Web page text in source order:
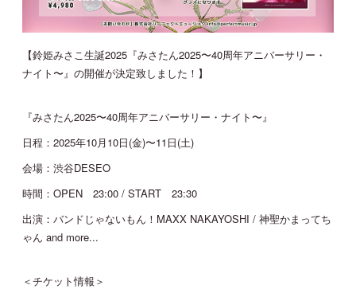
BIRTHDAY MAIL
【鈴姫みさこ生誕2025『みさたん2025〜40周年アニバーサリー・
ナイト〜』の開催が決定致しました！】
『みさたん2025〜40周年アニバーサリー・ナイト〜』
日程：2025年10月10日(金)〜11日(土)
会場：渋谷DESEO
時間：OPEN 23:00 / START 23:30
出演：バンドじゃないもん！MAXX NAKAYOSHI / 神聖かまってち
ゃん and more...
＜チケット情報＞